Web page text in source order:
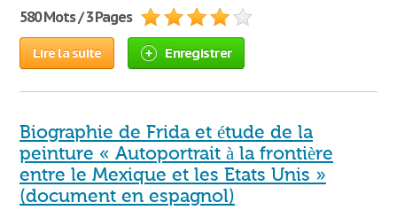
580 Mots / 3 Pages
Lire la suite Enregistrer
Biographie de Frida et étude de la
peinture « Autoportrait à la frontière
entre le Mexique et les Etats Unis »
(document en espagnol)